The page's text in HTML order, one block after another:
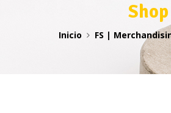
Shop
Inicio FS |